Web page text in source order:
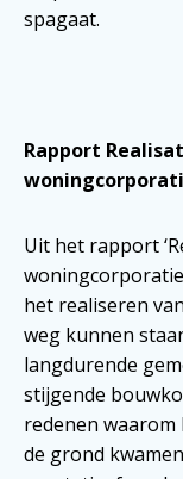
spagaat.
Rapport
Uit het rapport
het realiseren
weg kunnen
langdurende
stijgende
redenen
de grond